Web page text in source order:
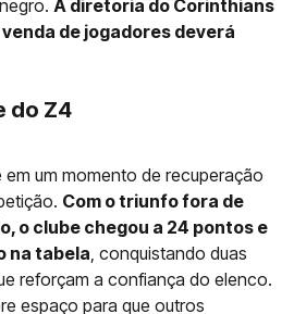
A diretoria do Corinthians
de jogadores deverá
do Z4
um momento de recuperação
Com o triunfo fora de
o clube chegou a 24 pontos e
na tabela , conquistando duas
reforçam a confiança do elenco.
espaço para que outros